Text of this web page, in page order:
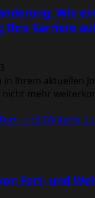
Wie
Karriere
in Ihrem aktuellen
nicht mehr
und
Fort- und